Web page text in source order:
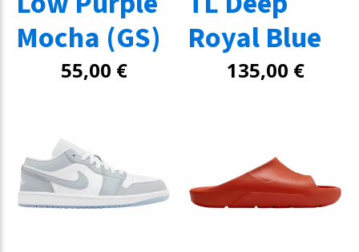
Mocha (GS)
55,00 €
Royal Blue
135,00 €